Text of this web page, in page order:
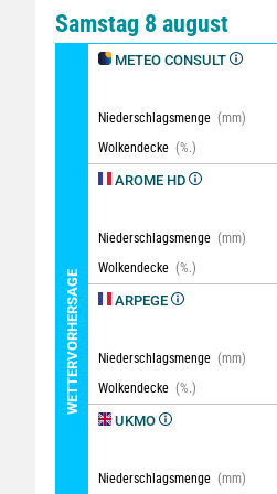
Komparator
Samstag 8 august
WETTERVORHERSAGE
METEO CONSULT
Niederschlagsmenge (mm)
Wolkendecke (%.)
AROME HD
Niederschlagsmenge (mm)
Wolkendecke (%.)
ARPEGE
Niederschlagsmenge (mm)
Wolkendecke (%.)
UKMO
Niederschlagsmenge (mm)